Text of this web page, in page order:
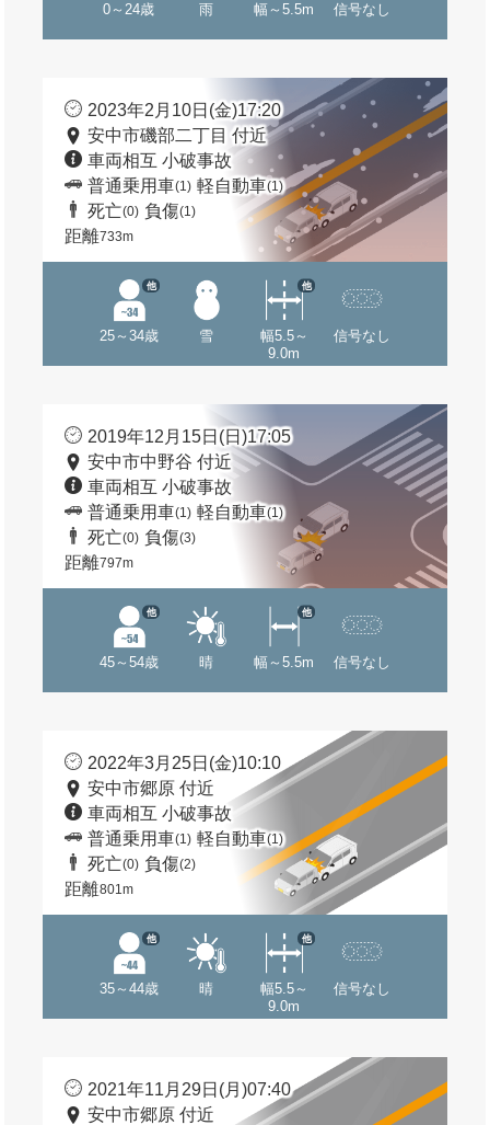
0～24歳 雨 幅～5.5m 信号なし
2023年2月10日(金)17:20
安中市磯部二丁目 付近
車両相互 小破事故
普通乗用車(1) 軽自動車(1)
死亡(0) 負傷(1)
距離733m
25～34歳
他
雪
幅5.5～
9.0m
他
信号なし
2019年12月15日(日)17:05
安中市中野谷 付近
車両相互 小破事故
普通乗用車(1) 軽自動車(1)
死亡(0) 負傷(3)
距離797m
45～54歳
他
晴 幅～5.5m
他
信号なし
2022年3月25日(金)10:10
安中市郷原 付近
車両相互 小破事故
普通乗用車(1) 軽自動車(1)
死亡(0) 負傷(2)
距離801m
35～44歳
他
晴
幅5.5～
9.0m
他
信号なし
2021年11月29日(月)07:40
安中市郷原 付近